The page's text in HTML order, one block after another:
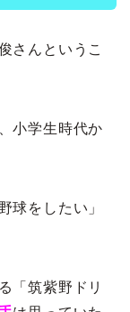
さんというこ
小学生時代か
球をしたい」
「筑紫野ドリ